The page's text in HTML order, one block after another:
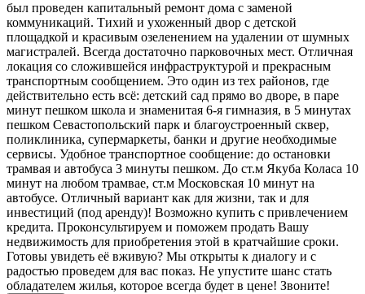
был проведен капитальный ремонт дома с заменой
коммуникаций. Тихий и ухоженный двор с детской
площадкой и красивым озеленением на удалении от шумных
магистралей. Всегда достаточно парковочных мест. Отличная
локация со сложившейся инфраструктурой и прекрасным
транспортным сообщением. Это один из тех районов, где
действительно есть всё: детский сад прямо во дворе, в паре
минут пешком школа и знаменитая 6-я гимназия, в 5 минутах
пешком Севастопольский парк и благоустроенный сквер,
поликлиника, супермаркеты, банки и другие необходимые
сервисы. Удобное транспортное сообщение: до остановки
трамвая и автобуса 3 минуты пешком. До ст.м Якуба Коласа 10
минут на любом трамвае, ст.м Московская 10 минут на
автобусе. Отличный вариант как для жизни, так и для
инвестиций (под аренду)! Возможно купить с привлечением
кредита. Проконсультируем и поможем продать Вашу
недвижимость для приобретения этой в кратчайшие сроки.
Готовы увидеть её вживую? Мы открыты к диалогу и с
радостью проведем для вас показ. Не упустите шанс стать
обладателем жилья, которое всегда будет в цене! Звоните!